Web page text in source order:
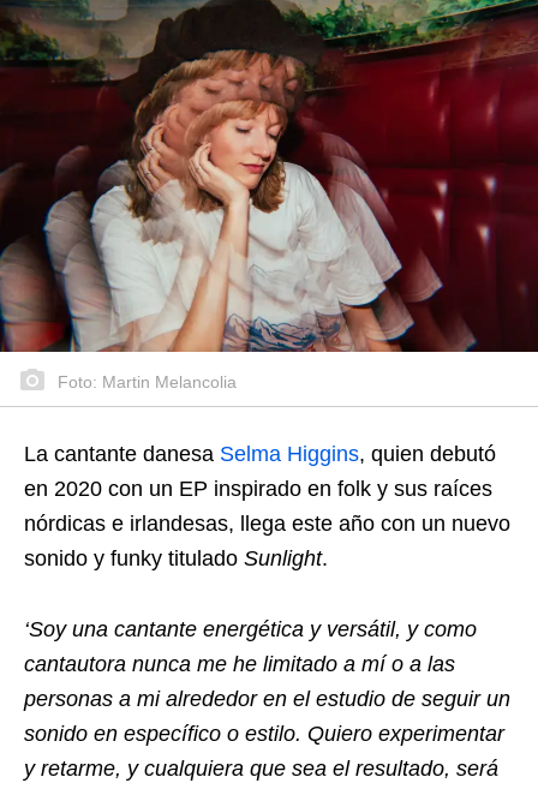
Foto: Martin Melancolia
La cantante danesa Selma Higgins, quien debutó
en 2020 con un EP inspirado en folk y sus raíces
nórdicas e irlandesas, llega este año con un nuevo
sonido y funky titulado Sunlight.
‘Soy una cantante energética y versátil, y como
cantautora nunca me he limitado a mí o a las
personas a mi alrededor en el estudio de seguir un
sonido en específico o estilo. Quiero experimentar
y retarme, y cualquiera que sea el resultado, será